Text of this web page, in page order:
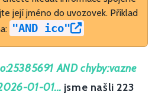
její jméno do uvozovek. Příklad
"AND ico"
AND chyby:vazne
01-01... jsme našli 223